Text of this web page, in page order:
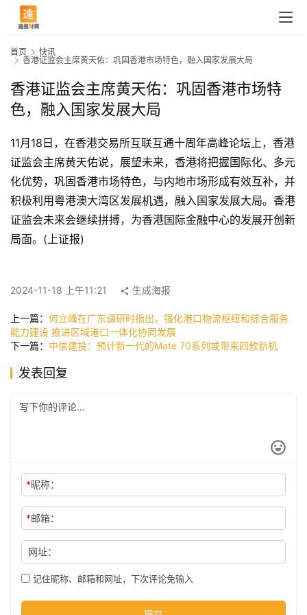
页
讯
公
科
技
首页
快讯
香港证监会主席黄天佑：巩固香港市场特色，融入国家发展大局
香港证监会主席黄天佑：巩固香港市场特
色，融入国家发展大局
11月18日，在香港交易所互联互通十周年高峰论坛上，香港
证监会主席黄天佑说，展望未来，香港将把握国际化、多元
化优势，巩固香港市场特色，与内地市场形成有效互补，并
积极利用粤港澳大湾区发展机遇，融入国家发展大局。香港
证监会未来会继续拼搏，为香港国际金融中心的发展开创新
局面。(上证报)
2024-11-18 上午11:21 生成海报
上一篇： 何立峰在广东调研时指出，强化港口物流枢纽和综合服务
能力建设 推进区域港口一体化协同发展
下一篇： 中信建投：预计新一代的Mate 70系列或带来四款新机
发表回复
*昵称：
*邮箱：
网址：
记住昵称、邮箱和网址，下次评论免输入